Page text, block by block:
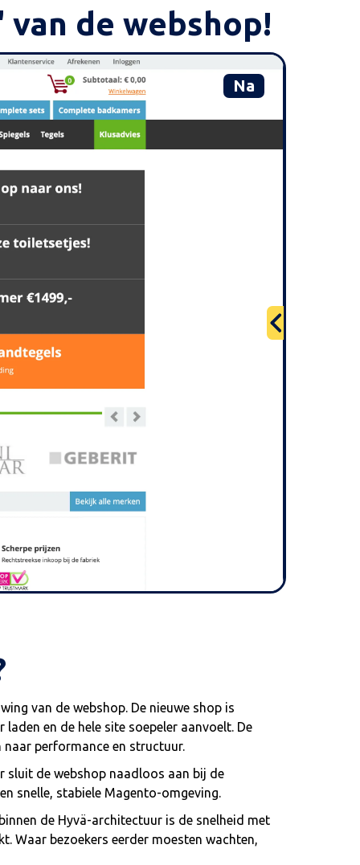
de webshop!
Na
van de webshop. De nieuwe shop is
en de hele site soepeler aanvoelt. De
performance en structuur.
sluit de webshop naadloos aan bij de
snelle, stabiele Magento-omgeving.
de Hyvä-architectuur is de snelheid met
Waar bezoekers eerder moesten wachten,